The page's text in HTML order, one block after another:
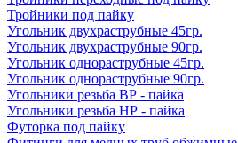
Тройники под пайку
Угольник двухраструбные 45гр.
Угольник двухраструбные 90гр.
Угольник однораструбные 45гр.
Угольник однораструбные 90гр.
Угольники резьба ВР - пайка
Угольники резьба НР - пайка
Футорка под пайку